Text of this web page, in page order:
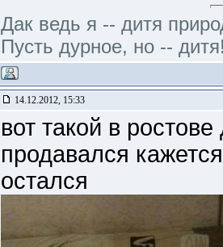
Дак ведь я -- дитя
Пусть дурное, но --
14.12.2012, 15:33
вот такой в
продавался
остался